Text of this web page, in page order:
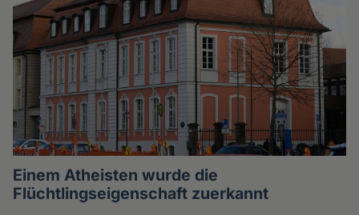
Einem Atheisten wurde die
Flüchtlingseigenschaft zuerkannt